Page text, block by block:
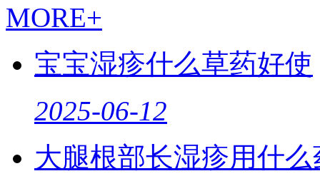
MORE+
宝宝湿疹什么草药好使
2025-06-12
大腿根部长湿疹用什么